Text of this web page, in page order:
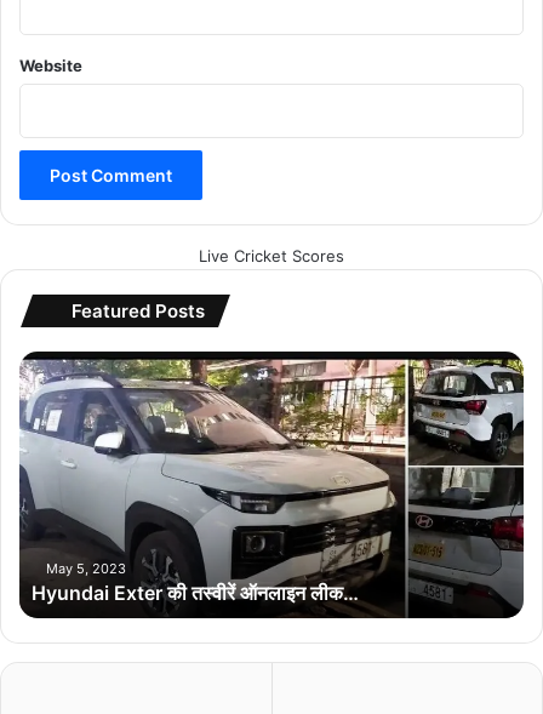
Website
Live Cricket Scores
Featured Posts
H
y
u
n
d
a
i
e
r
May 5, 2023
Hyundai Exter की तस्वीरें ऑनलाइन लीक…